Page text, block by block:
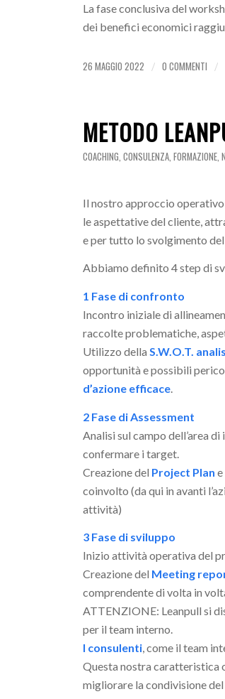
La fase conclusiva del
dei benefici economici
26 MAGGIO 2022 / 0 COMMENTI /
METODO
COACHING,CONSULENZA,FORMAZIONE,
Il nostro approccio
le aspettative del cliente,
e per tutto lo svolgimento
Abbiamo definito 4 step di
1 Fase di confronto
Incontro iniziale di
raccolte problematiche,
Utilizzo dellaS.W.O.T.
opportunità e possibili
d’azione efficace.
2 Fase di Assessment
Analisi sul campo dell’area
confermare i target.
Creazione del Project Plan
coinvolto (da qui in avanti
attività)
3 Fase di sviluppo
Inizio attività operativa del
Creazione del Meeting
comprendente di volta in
ATTENZIONE: Leanpull si
per il team interno.
I consulenti, come il team
Questa nostra caratteristica
migliorare la condivisione